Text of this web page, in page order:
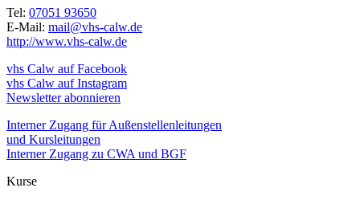
Tel: 07051 93650
E-Mail: mail@vhs-calw.de
http://www.vhs-calw.de
vhs Calw auf Facebook
vhs Calw auf Instagram
Newsletter abonnieren
Interner Zugang für Außenstellenleitungen
und Kursleitungen
Interner Zugang zu CWA und BGF
Kurse